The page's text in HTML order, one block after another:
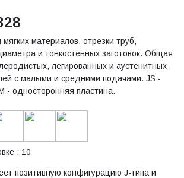
материалов, отрезки труб,
и тонкостенных заготовок. Общая
легированных и аустенитных
с малыми и средними подачами. JS -
- односторонняя пластина.
: 10
позитивную конфигурацию J-типа и